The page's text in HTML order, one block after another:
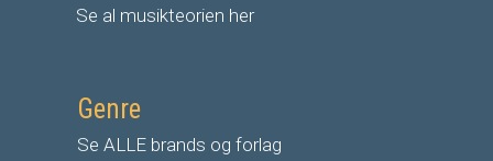
Se al musikteorien her
Genre
Se ALLE brands og forlag